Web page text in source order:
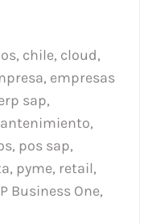
, chile, cloud,
, empresas
sap,
,
, pos sap,
, pyme, retail,
Business One,